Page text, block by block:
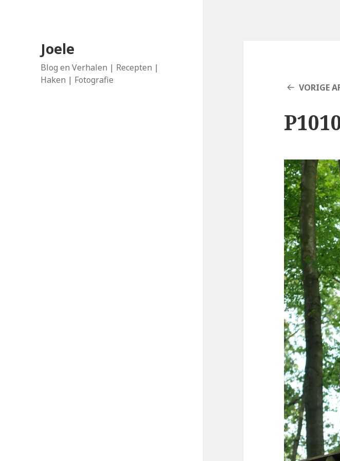
Joele
Blog en Verhalen | Recepten |
Haken | Fotografie
VORIGE